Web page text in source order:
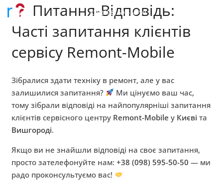
+38 (098) 595-50-50
Питання-Відповідь:
Часті запитання клієнтів
сервісу Remont-Mobile
Зібралися здати техніку в ремонт, але у вас
залишилися запитання?
Ми цінуємо ваш час,
тому зібрали відповіді на найпопулярніші запитання
клієнтів сервісного центру Remont-Mobile у Києві та
Вишгороді.
Якщо ви не знайшли відповіді на своє запитання,
просто зателефонуйте нам: +38 (098) 595-50-50 — ми
радо проконсультуємо вас!